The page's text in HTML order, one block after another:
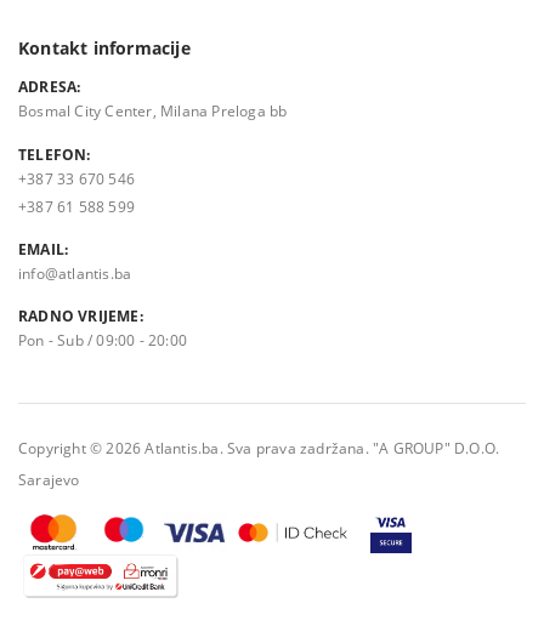
Kontakt informacije
ADRESA:
Bosmal City Center, Milana Preloga bb
TELEFON:
+387 33 670 546
+387 61 588 599
EMAIL:
info@atlantis.ba
RADNO VRIJEME:
Pon - Sub / 09:00 - 20:00
Copyright © 2026 Atlantis.ba. Sva prava zadržana. "A GROUP" D.O.O.
Sarajevo